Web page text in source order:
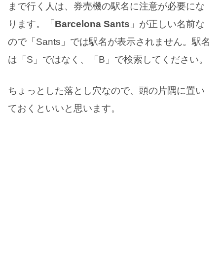
まで行く人は、券売機の駅名に注意が必要にな
ります。「 Barcelona Sants 」が正しい名前な
ので「Sants」では駅名が表示されません。駅名
は「S」ではなく、「B」で検索してください。
ちょっとした落とし穴なので、頭の片隅に置い
ておくといいと思います。